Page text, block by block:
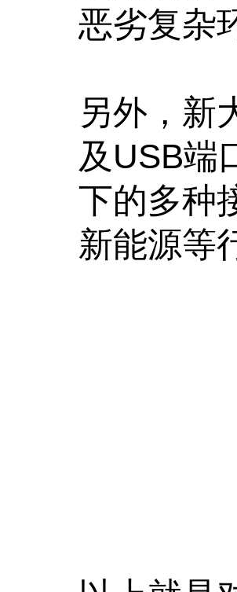
恶劣复杂
另外，新
及USB端
下的多种
新能源等